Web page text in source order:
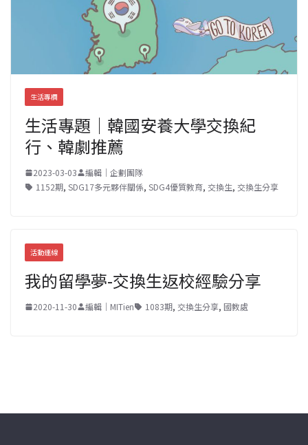
生活專欄
生活專題｜韓國安養大學交換紀
行、韓劇推薦
2023-03-03
編輯｜企劃團隊
1152期, SDG17多元夥伴關係, SDG4優質教育, 交換生, 交換生分享
活動連線
我的留學夢-交換生返校經驗分享
2020-11-30 編輯｜MITien 1083期, 交換生分享, 國教處